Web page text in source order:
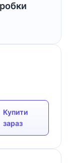
Купити
зараз